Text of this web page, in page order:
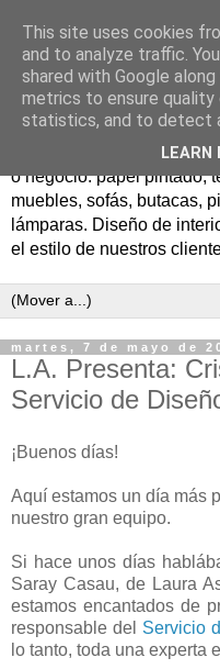
El blog de
Laura
Todas las ideas para
o negocio: papel pintado,
muebles, sofás, butacas,
lámparas. Diseño de
el estilo de nuestros
martes, 7 de mayo de
L.A. Presenta:
Servicio de
¡Buenos días!
Aquí estamos un día más
nuestro gran equipo.
Si hace unos días
Saray Casau, de Laura
estamos encantados de
responsable del Servicio
lo tanto, toda una experta
This site uses cookies
and to analyze traffic.
shared with Google
metrics to ensure quality
statistics, and to detect
LEARN